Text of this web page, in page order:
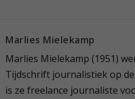
Marlies Mielekamp
Marlies Mielekamp (1951)
Tijdschrift journalistiek op
is ze freelance journaliste